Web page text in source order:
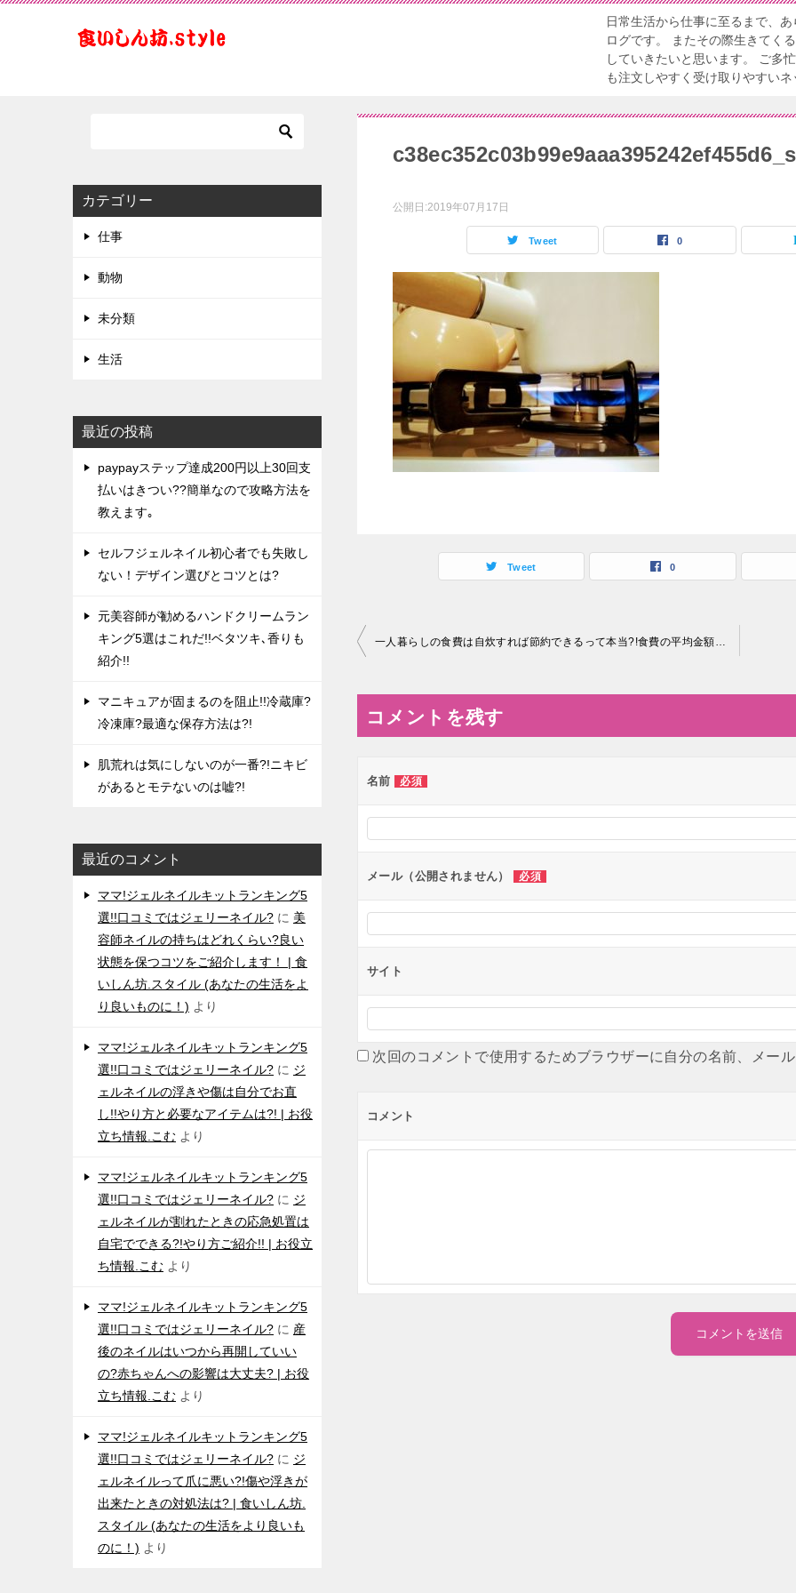
日常生活から仕事に至るまで、
ログです。 またその際生きてく
していきたいと思います。 ご多
も注文しやすく受け取りやすい
c38ec352c03b99e9aaa395242ef455d6_s
公開日:2019年07月17日
Tweet 0
Tweet 0
投
ナ
ビ
ー
ョ
ン
一人暮らしの食費は自炊すれば節約できるって本当?!食費の平均金額はいくら?
コメントを残す
名前 必須
メール（公開されません） 必須
サイト
次回のコメントで使用するためブラウザーに自分の名前、メー
コメント
カテゴリー
仕事
動物
未分類
生活
最近の投稿
paypayステップ達成200円以上30回支
払いはきつい??簡単なので攻略方法を
教えます｡
セルフジェルネイル初心者でも失敗し
ない！デザイン選びとコツとは?
元美容師が勧めるハンドクリームラン
キング5選はこれだ!!ベタツキ､香りも
紹介!!
マニキュアが固まるのを阻止!!冷蔵庫?
冷凍庫?最適な保存方法は?!
肌荒れは気にしないのが一番?!ニキビ
があるとモテないのは嘘?!
最近のコメント
ママ!ジェルネイルキットランキング5
選!!口コミではジェリーネイル? に 美
容師ネイルの持ちはどれくらい?良い
状態を保つコツをご紹介します！ | 食
いしん坊.スタイル (あなたの生活をよ
り良いものに！) より
ママ!ジェルネイルキットランキング5
選!!口コミではジェリーネイル? に ジ
ェルネイルの浮きや傷は自分でお直
し!!やり方と必要なアイテムは?! | お役
立ち情報.こむ より
ママ!ジェルネイルキットランキング5
選!!口コミではジェリーネイル? に ジ
ェルネイルが割れたときの応急処置は
自宅でできる?!やり方ご紹介!! | お役立
ち情報.こむ より
ママ!ジェルネイルキットランキング5
選!!口コミではジェリーネイル? に 産
後のネイルはいつから再開していい
の?赤ちゃんへの影響は大丈夫? | お役
立ち情報.こむ より
ママ!ジェルネイルキットランキング5
選!!口コミではジェリーネイル? に ジ
ェルネイルって爪に悪い?!傷や浮きが
出来たときの対処法は? | 食いしん坊.
スタイル (あなたの生活をより良いも
のに！) より